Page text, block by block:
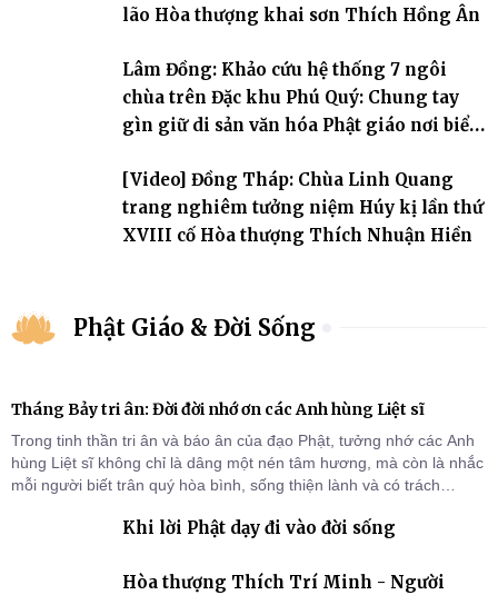
lão Hòa thượng khai sơn Thích Hồng Ân
Lâm Đồng: Khảo cứu hệ thống 7 ngôi
chùa trên Đặc khu Phú Quý: Chung tay
gìn giữ di sản văn hóa Phật giáo nơi biển
[Video] Đồng Tháp: Chùa Linh Quang
trang nghiêm tưởng niệm Húy kị lần thứ
XVIII cố Hòa thượng Thích Nhuận Hiền
Phật Giáo & Đời Sống
Tháng Bảy tri ân: Đời đời nhớ ơn các Anh hùng Liệt sĩ
Trong tinh thần tri ân và báo ân của đạo Phật, tưởng nhớ các Anh
hùng Liệt sĩ không chỉ là dâng một nén tâm hương, mà còn là nhắc
mỗi người biết trân quý hòa bình, sống thiện lành và có trách
Khi lời Phật dạy đi vào đời sống
Hòa thượng Thích Trí Minh - Người